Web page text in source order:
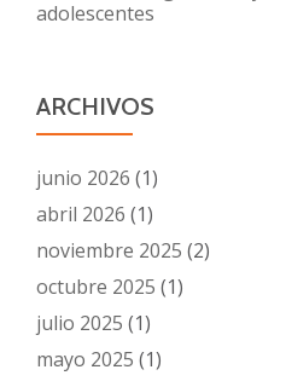
adolescentes
ARCHIVOS
junio 2026 (1)
abril 2026 (1)
noviembre 2025 (2)
octubre 2025 (1)
julio 2025 (1)
mayo 2025 (1)